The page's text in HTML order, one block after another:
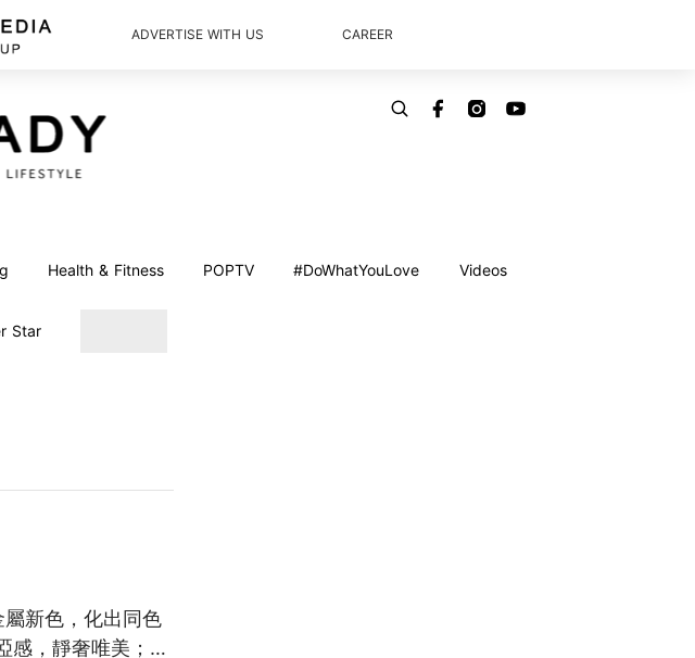
ADVERTISE WITH US CAREER
Health & Fitness POPTV #DoWhatYouLove Videos
Star
新色，化出同色
感，靜奢唯美；沙